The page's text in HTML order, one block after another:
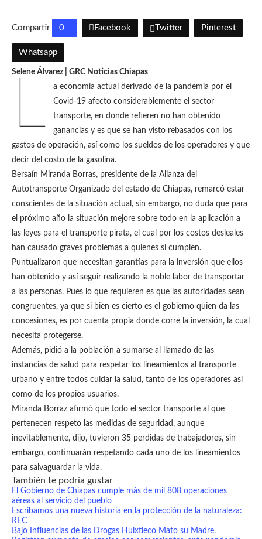
Compartir 0 Facebook Twitter Pinterest
Whatsapp
Selene Álvarez | GRC Noticias Chiapas
L
a economía actual derivado de la pandemia por el
Covid-19 afecto considerablemente el sector
transporte, en donde refieren no han obtenido
ganancias y es que se han visto rebasados con los
gastos de operación, así como los sueldos de los operadores y que
decir del costo de la gasolina.
Bersaín Miranda Borras, presidente de la Alianza del
Autotransporte Organizado del estado de Chiapas, remarcó estar
conscientes de la situación actual, sin embargo, no duda que para
el próximo año la situación mejore sobre todo en la aplicación a
las leyes para el transporte pirata, el cual por los costos desleales
han causado graves problemas a quienes si cumplen.
Puntualizaron que necesitan garantías para la inversión que ellos
han obtenido y así seguir realizando la noble labor de transportar
a las personas. Pues lo que requieren es que las autoridades sean
congruentes, ya que si bien es cierto es el gobierno quien da las
concesiones, es por cuenta propia donde corre la inversión, la cual
necesita protegerse.
Además, pidió a la población a sumarse al llamado de las
instancias de salud para respetar los lineamientos al transporte
urbano y entre todos cuidar la salud, tanto de los operadores así
como de los propios usuarios.
Miranda Borraz afirmó que todo el sector transporte al que
pertenecen respeto las medidas de seguridad, aunque
inevitablemente, dijo, tuvieron 35 perdidas de trabajadores, sin
embargo, continuarán respetando cada uno de los lineamientos
para salvaguardar la vida.
También te podría gustar
El Gobierno de Chiapas cumple más de mil 808 operaciones
aéreas al servicio del pueblo
Escribamos una nueva historia en la protección de la naturaleza:
REC
Bajo Influencias de las Drogas Huixtleco Mato su Madre.